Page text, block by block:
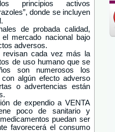
principios activos
donde se incluyen
de probada calidad,
mercado nacional bajo
adversos.
revisan cada vez más la
de uso humano que se
son numerosos los
algún efecto adverso
o advertencias están
de expendio a VENTA
poco de sanitario y
puedan ser
favorecerá el consumo